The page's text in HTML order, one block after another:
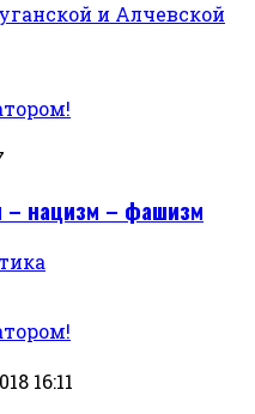
и Алчевской
– нацизм – фашизм
16:11